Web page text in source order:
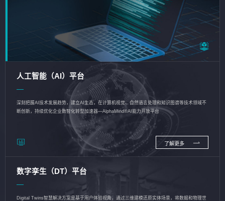
人工智能（AI）平台
深刻把握AI技术发展趋势，建立AI生态，在计算机视觉、自然语言处理和知识图谱等技术领域不
断创新，持续优化企业数智化转型加速器—AlphaMind®AI能力开放平台
了解更多
数字孪生（DT）平台
Digital Twins智慧解决方案是基于用户体验视角，通过三维建模还原实体场景，将数据和物理世